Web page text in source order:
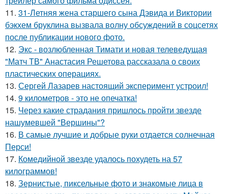
11. 31-Летняя жена старшего сына Дэвида и Виктории
бэкхем бруклина вызвала волну обсуждений в соцсетях
после публикации нового фото.
12. Экс - возлюбленная Тимати и новая телеведущая
"Матч ТВ" Анастасия Решетова рассказала о своих
пластических операциях.
13. Сергей Лазарев настоящий эксперимент устроил!
14. 9 километров - это не опечатка!
15. Через какие страдания пришлось пройти звезде
нашумевшей "Вершины"?
16. В самые лучшие и добрые руки отдается солнечная
Перси!
17. Комедийной звезде удалось похудеть на 57
килограммов!
18. Зернистые, пиксельные фото и знакомые лица в